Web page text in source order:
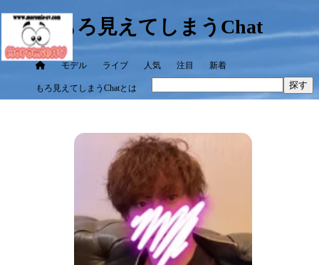
もろ見えてしまうChat
モデル ライブ 人気 注目 新着
もろ見えてしまうChatとは 探す